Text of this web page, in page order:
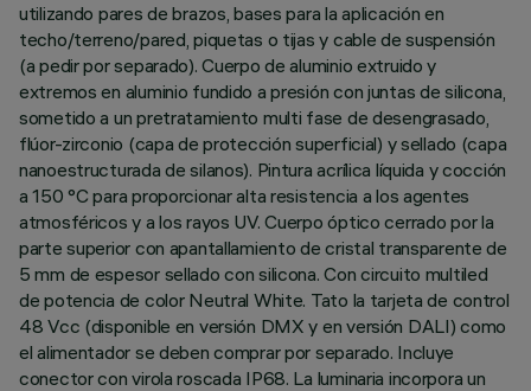
utilizando pares de brazos, bases para la aplicación en
techo/terreno/pared, piquetas o tijas y cable de suspensión
(a pedir por separado). Cuerpo de aluminio extruido y
extremos en aluminio fundido a presión con juntas de silicona,
sometido a un pretratamiento multi fase de desengrasado,
flúor-zirconio (capa de protección superficial) y sellado (capa
nanoestructurada de silanos). Pintura acrílica líquida y cocción
a 150 °C para proporcionar alta resistencia a los agentes
atmosféricos y a los rayos UV. Cuerpo óptico cerrado por la
parte superior con apantallamiento de cristal transparente de
5 mm de espesor sellado con silicona. Con circuito multiled
de potencia de color Neutral White. Tato la tarjeta de control
48 Vcc (disponible en versión DMX y en versión DALI) como
el alimentador se deben comprar por separado. Incluye
conector con virola roscada IP68. La luminaria incorpora un